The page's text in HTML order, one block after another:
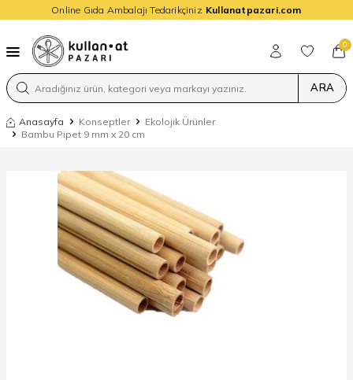
Online Gıda Ambalajı Tedarikçiniz Kullanatpazari.com
ARA
0
Anasayfa Konseptler
Ekolojik Ürünler
Bambu Pipet 9 mm x 20 cm